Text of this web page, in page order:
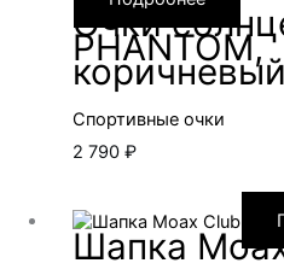
Очки
PHANTOM,
Спортивные очки
2 790 ₽
Шапка